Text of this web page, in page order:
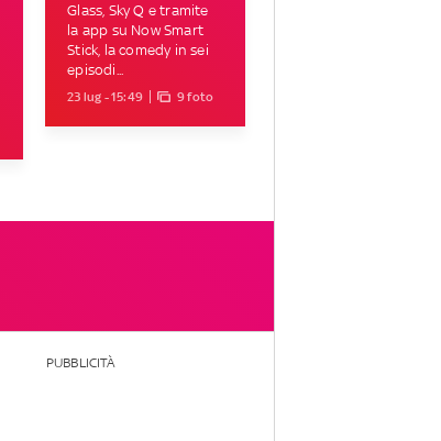
Glass, Sky Q e tramite
la app su Now Smart
Stick, la comedy in sei
episodi...
23 lug - 15:49 9 foto
PUBBLICITÀ